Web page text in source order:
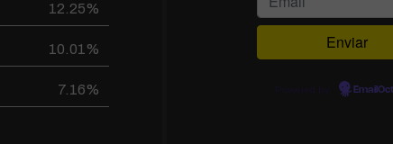
12.25%
10.01%
7.16%